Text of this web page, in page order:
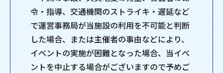
令・指導、交通機関のストライキ・遅延など
で運営事務局が当施設の利用を不可能と判断
した場合、または主催者の事由などにより、
イベントの実施が困難となった場合、当イベ
ントを中止する場合がございますので予めご